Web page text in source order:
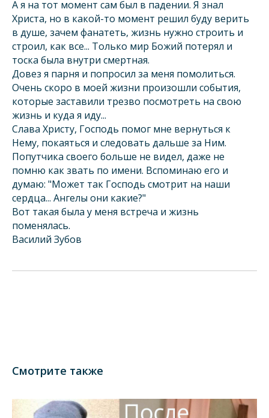
А я на тот момент сам был в падении. Я знал
Христа, но в какой-то момент решил буду верить
в душе, зачем фанатеть, жизнь нужно строить и
строил, как все... Только мир Божий потерял и
тоска была внутри смертная.
Довез я парня и попросил за меня помолиться.
Очень скоро в моей жизни произошли события,
которые заставили трезво посмотреть на свою
жизнь и куда я иду...
Слава Христу, Господь помог мне вернуться к
Нему, покаяться и следовать дальше за Ним.
Попутчика своего больше не видел, даже не
помню как звать по имени. Вспоминаю его и
думаю: "Может так Господь смотрит на наши
сердца... Ангелы они какие?"
Вот такая была у меня встреча и жизнь
поменялась.
Василий Зубов
Смотрите также